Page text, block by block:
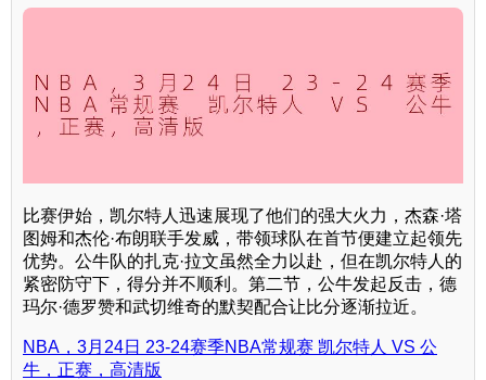
比赛伊始，凯尔特人迅速展现了他们的强大火力，杰森·塔
图姆和杰伦·布朗联手发威，带领球队在首节便建立起领先
优势。公牛队的扎克·拉文虽然全力以赴，但在凯尔特人的
紧密防守下，得分并不顺利。第二节，公牛发起反击，德
玛尔·德罗赞和武切维奇的默契配合让比分逐渐拉近。
NBA，3月24日 23-24赛季NBA常规赛 凯尔特人 VS 公
牛，正赛，高清版